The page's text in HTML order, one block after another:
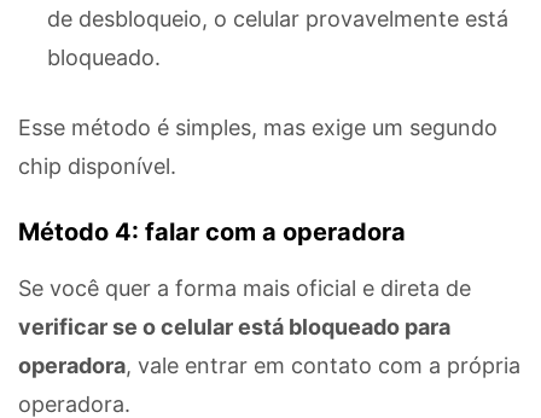
de desbloqueio, o celular provavelmente está
bloqueado.
Esse método é simples, mas exige um segundo
chip disponível.
Método 4: falar com a operadora
Se você quer a forma mais oficial e direta de
verificar se o celular está bloqueado para
operadora, vale entrar em contato com a própria
operadora.